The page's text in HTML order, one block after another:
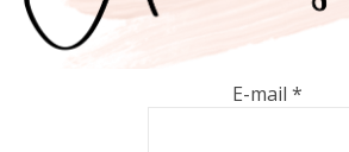
E-mail *